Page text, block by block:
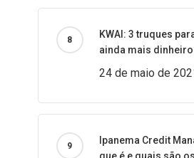
KWAI: 3 truques
ainda mais dinheiro
24 de maio de
Ipanema Credit